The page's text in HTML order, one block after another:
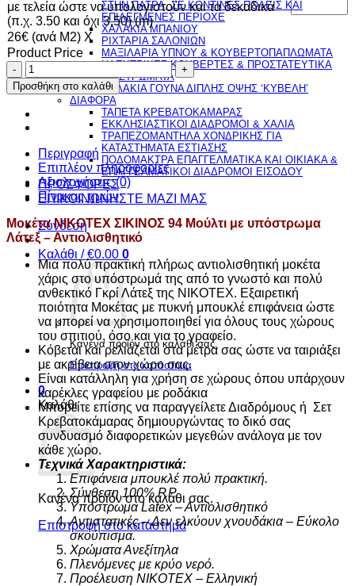
ΣΤΗΝ ΠΑΤΡΑ, ΣΕ ΚΟΝΤΙΝΕΣ ΠΟΛΕΙΣ ΚΑΙ
ΕΠΙΛΕΓΜΕΝΕΣ ΠΕΡΙΟΧΕ
ΧΑΛΑΚΙΑ ΜΠΑΝΙΟΥ
ΡΙΧΤΑΡΙΑ ΣΑΛΟΝΙΩΝ
ΜΑΞΙΛΑΡΙΑ ΥΠΝΟΥ & ΚΟΥΒΕΡΤΟΠΑΠΛΩΜΑΤΑ
ΗΛΕΚΤΡΙΚΕΣ ΚΟΥΒΕΡΤΕΣ & ΠΡΟΣΤΑΤΕΥΤΙΚΑ
ΕΠΙΣΤΡΩΜΑΤΑ
ΧΑΛΑΚΙΑ ΓΟΥΝΑ ΔΙΠΛΗΣ ΟΨΗΣ ‘ΚΥΒΕΛΗ’
ΔΙΑΦΟΡΑ
ΤΑΠΕΤΑ ΚΡΕΒΑΤΟΚΑΜΑΡΑΣ
ΕΚΚΛΗΣΙΑΣΤΙΚΟΙ ΔΙΑΔΡΟΜΟΙ & ΧΑΛΙΑ
ΤΡΑΠΕΖΟΜΑΝΤΗΛΑ ΧΟΝΔΡΙΚΗΣ ΓΙΑ
ΚΑΤΑΣΤΗΜΑΤΑ ΕΣΤΙΑΣΗΣ
ΠΟΔΟΜΑΚΤΡΑ ΕΠΑΓΓΕΛΜΑΤΙΚΑ ΚΑΙ ΟΙΚΙΑΚΑ &
ΕΠΑΓΓΕΛΜΑΤΙΚΟΙ ΔΙΑΔΡΟΜΟΙ ΕΙΣΟΔΟΥ
ΠΡΟΣΦΟΡΕΣ
ΕΠΙΚΟΙΝΩΝΗΣΤΕ ΜΑΖΙ ΜΑΣ
Σύνδεση
Καλάθι /€0.00 0
Κανένα προϊόν στο καλάθι σας.
Επιστροφή στο κατάστημα
0
Καλάθι
Κανένα προϊόν στο καλάθι σας.
Επιστροφή στο κατάστημα
με τελεία ώστε να υπολογιστούν και τα δεκαδικά
(π.χ. 3.50 και όχι 3,50) (m)
26€ (ανά Μ2) Χ
Product Price
Μοκέτα
ΝIKOTEX
ΣΙΚΙΝΟΣ
94
Μούλτι
υπόστρωμα
Λάτεξ
-
Αντιολισθητικό
Προσθήκη στο καλάθι
Περιγραφή
Επιπλέον πληροφορίες
Αξιολογήσεις (0)
Πίνακας τιμών
Μοκέτα ΝIKOTEX ΣΙΚΙΝΟΣ 94 Μούλτι με υπόστρωμα
Λάτεξ – Αντιολισθητικό
Μια πολύ πρακτική πλήρως αντιολισθητική μοκέτα
χάρις στο υπόστρωμά της από το γνωστό και πολύ
ανθεκτικό Γκρί Λάτεξ της NIKOTEX. Εξαιρετική
ποιότητα Μοκέτας με πυκνή μπουκλέ επιφάνεια ώστε
να μπορεί να χρησιμοποιηθεί για όλους τους χώρους
του σπιτιού, όσο και για το γραφείo.
Κόβεται και ρελιάζεται στα μέτρα σας ώστε να ταιριάξει
με ακρίβεια στον χώρο σας.
Είναι κατάλληλη για χρήση σε χώρους όπου υπάρχουν
καρέκλες γραφείου με ροδάκια
Μπορείτε επίσης να παραγγείλετε Διαδρόμους ή Σετ
Κρεβατοκάμαρας δημιουργώντας το δικό σας
συνδυασμό διαφορετικών μεγεθών ανάλογα με τον
κάθε χώρο.
Τεχνικά Χαρακτηριστικά:
Επιφάνεια μπουκλέ πολύ πρακτική.
Σύνθεση 100% P.P.
Υπόστρωμα Latex – Aντιολισθητικό
Αντιστατικές – Δεν ελκύουν χνουδάκια – Εύκολο
σκούπισμα.
Χρώματα Ανεξίτηλα
Πλενόμενες με κρύο νερό.
Προέλευση NIKOTEX – Ελληνική